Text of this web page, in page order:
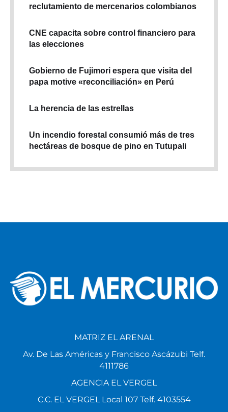
reclutamiento de mercenarios colombianos
CNE capacita sobre control financiero para
las elecciones
Gobierno de Fujimori espera que visita del
papa motive «reconciliación» en Perú
La herencia de las estrellas
Un incendio forestal consumió más de tres
hectáreas de bosque de pino en Tutupali
MATRIZ EL ARENAL
Av. De Las Américas y Francisco Ascázubi Telf.
4111786
AGENCIA EL VERGEL
C.C. EL VERGEL Local 107 Telf. 4103554